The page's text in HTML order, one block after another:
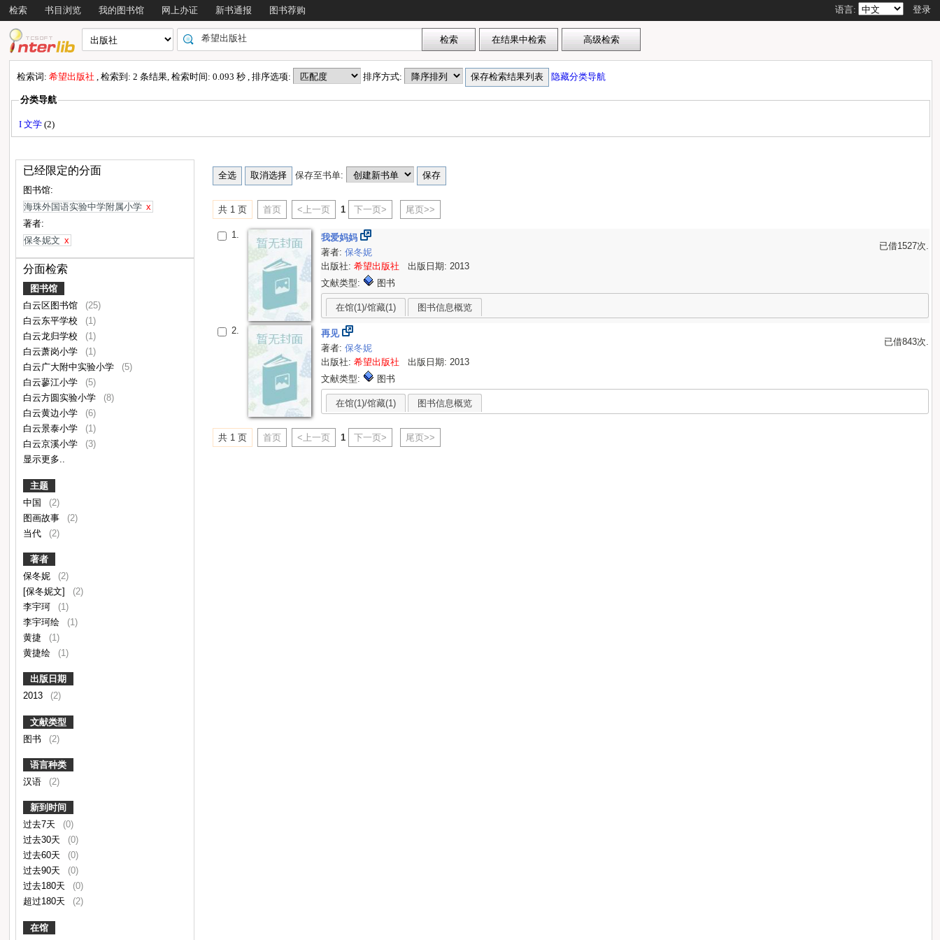
检索 书目浏览 我的图书馆 网上办证 新书通报 图书荐购 语言: 登录
检索词:希望出版社, 检索到: 2 条结果, 检索时间: 0.093 秒 , 排序选项: 排序方式: 隐藏分类导航
分类导航
I 文学(2)
已经限定的分面
图书馆:
海珠外国语实验中学附属小学 x
著者:
保冬妮文 x
分面检索
图书馆
白云区图书馆
(25)
白云东平学校
(1)
白云龙归学校
(1)
白云萧岗小学
(1)
白云广大附中实验小学
(5)
白云蓼江小学
(5)
白云方圆实验小学
(8)
白云黄边小学
(6)
白云景泰小学
(1)
白云京溪小学
(3)
显示更多..
主题
中国
(2)
图画故事
(2)
当代
(2)
著者
保冬妮
(2)
[保冬妮文]
(2)
李宇珂
(1)
李宇珂绘
(1)
黄捷
(1)
黄捷绘
(1)
出版日期
2013
(2)
文献类型
图书
(2)
语言种类
汉语
(2)
新到时间
过去7天
(0)
过去30天
(0)
过去60天
(0)
过去90天
(0)
过去180天
(0)
超过180天
(2)
在馆
保存至书单:
共 1 页 首页 <上一页 1 下一页> 尾页>>
1.
我爱妈妈
已借1527次.
著者:保冬妮
出版社:希望出版社 出版日期: 2013
文献类型:
图书
在馆(1)/馆藏(1) 图书信息概览
2.
再见
已借843次.
著者:保冬妮
出版社:希望出版社 出版日期: 2013
文献类型:
图书
在馆(1)/馆藏(1) 图书信息概览
共 1 页 首页 <上一页 1 下一页> 尾页>>